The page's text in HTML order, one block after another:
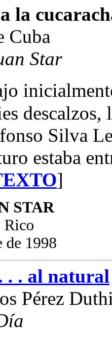
la
Cuba
Star
Silva
estaba
]
STAR
Rico
de 1998
. . al natural
Pérez